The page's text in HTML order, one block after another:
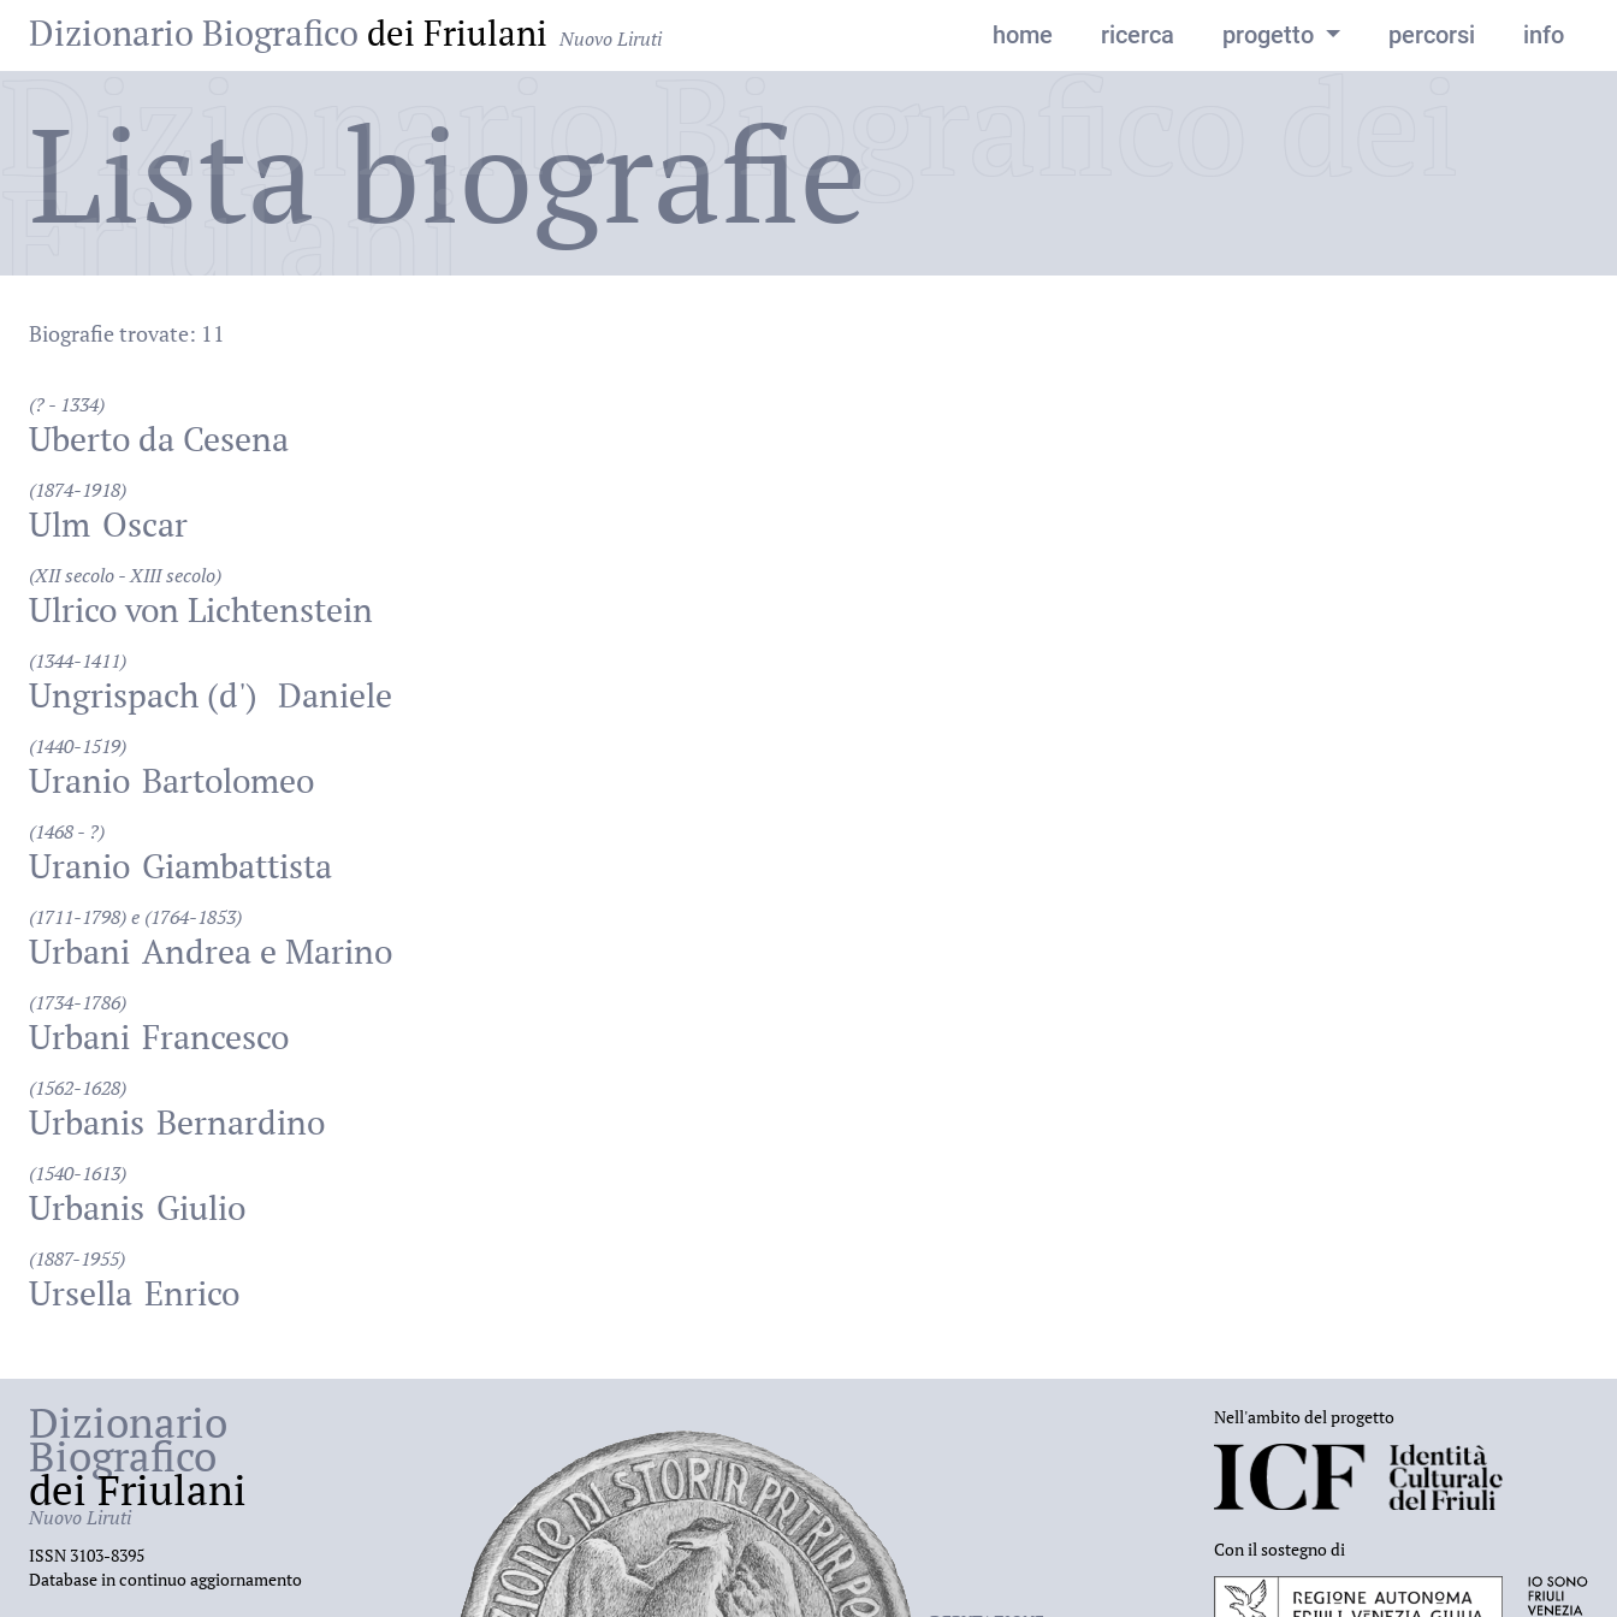
Dizionario Biografico dei Friulani Nuovo Liruti home ricerca progetto percorsi info
Dizionario Biografico dei
Friulani
Lista biografie
Biografie trovate: 11
(? - 1334)
Uberto da Cesena
(1874-1918)
Ulm Oscar
(XII secolo - XIII secolo)
Ulrico von Lichtenstein
(1344-1411)
Ungrispach (d') Daniele
(1440-1519)
Uranio Bartolomeo
(1468 - ?)
Uranio Giambattista
(1711-1798) e (1764-1853)
Urbani Andrea e Marino
(1734-1786)
Urbani Francesco
(1562-1628)
Urbanis Bernardino
(1540-1613)
Urbanis Giulio
(1887-1955)
Ursella Enrico
Dizionario
Biografico
dei Friulani
Nuovo Liruti
ISSN 3103-8395
Database in continuo aggiornamento
Nell'ambito del progetto
Con il sostegno di